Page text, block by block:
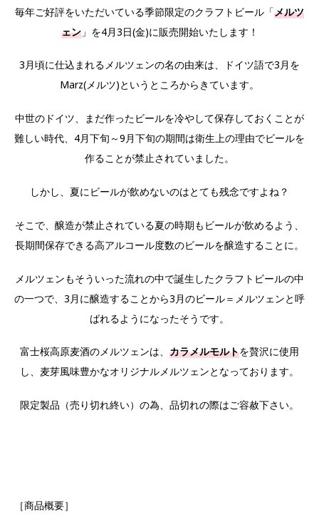
毎年ご好評をいただいている季節限定のクラフトビール「メルツ
ェン」を4月3日(金)に販売開始いたします！
3月頃に仕込まれるメルツェンの名の由来は、ドイツ語で3月を
Marz(メルツ)というところからきています。
中世のドイツ、まだ作ったビールを冷やして保存しておくことが
難しい時代、4月下旬～9月下旬の期間は衛生上の理由でビールを
作ることが禁止されていました。
しかし、夏にビールが飲めないのはとても残念ですよね？
そこで、醸造が禁止されている夏の時期もビールが飲めるよう、
長期間保存できる高アルコール度数のビールを醸造することに。
メルツェンもそういった流れの中で誕生したクラフトビールの中
の一つで、3月に醸造することから3月のビール＝メルツェンと呼
ばれるようになったそうです。
富士桜高原麦酒のメルツェンは、 カラメルモルトを贅沢に使用
し、麦芽風味豊かなオリジナルメルツェンとなっております。
限定製品（売り切れ終い）の為、品切れの際はご容赦下さい。
［商品概要］